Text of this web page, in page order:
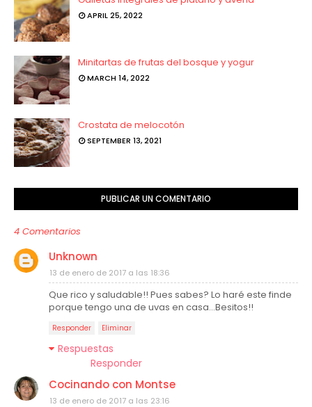
APRIL 25, 2022
Minitartas de frutas del bosque y yogur
MARCH 14, 2022
Crostata de melocotón
SEPTEMBER 13, 2021
PUBLICAR UN COMENTARIO
4 Comentarios
Unknown
13 de enero de 2017 a las 18:36
Que rico y saludable!! Pues sabes? Lo haré este finde
porque tengo una de uvas en casa...Besitos!!
Responder Eliminar
Respuestas
Responder
Cocinando con Montse
13 de enero de 2017 a las 23:16